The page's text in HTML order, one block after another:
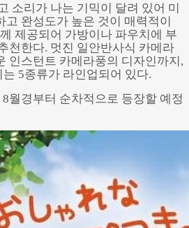
Powered by GliaStudios
소리가 나는 기믹이 달려 있어 미
고 완성도가 높은 것이 매력적이
제공되어 가방이나 파우치에 부
천한다. 멋진 일안반사식 카메라
인스턴트 카메라풍의 디자인까지,
5종류가 라인업되어 있다.
월경부터 순차적으로 등장할 예정